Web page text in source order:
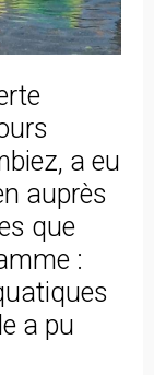
a eu
auprès
que
:
a pu